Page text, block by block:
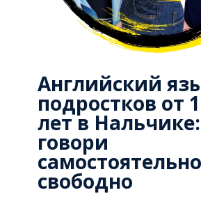
Английский
подростков от
лет в Нальчике:
говори
свободно